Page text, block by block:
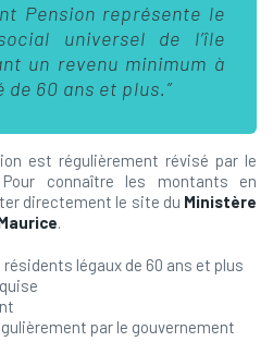
Pension représente le
universel de l’île
un revenu minimum à
60 ans et plus.”
est régulièrement révisé par le
Pour connaître les montants en
directement le site du Ministère
.
légaux de 60 ans et plus
par le gouvernement